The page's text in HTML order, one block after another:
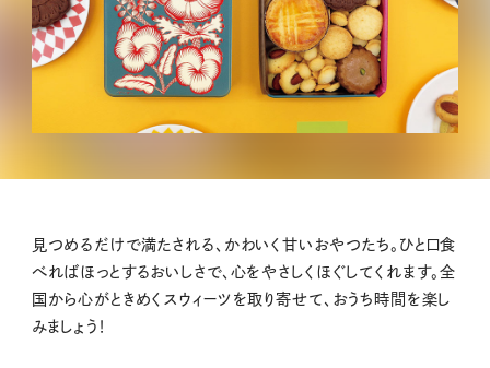
見つめるだけで満たされる、かわいく甘いおやつたち。ひと口食
べればほっとするおいしさで、心をやさしくほぐしてくれます。全
国から心がときめくスウィーツを取り寄せて、おうち時間を楽し
みましょう！